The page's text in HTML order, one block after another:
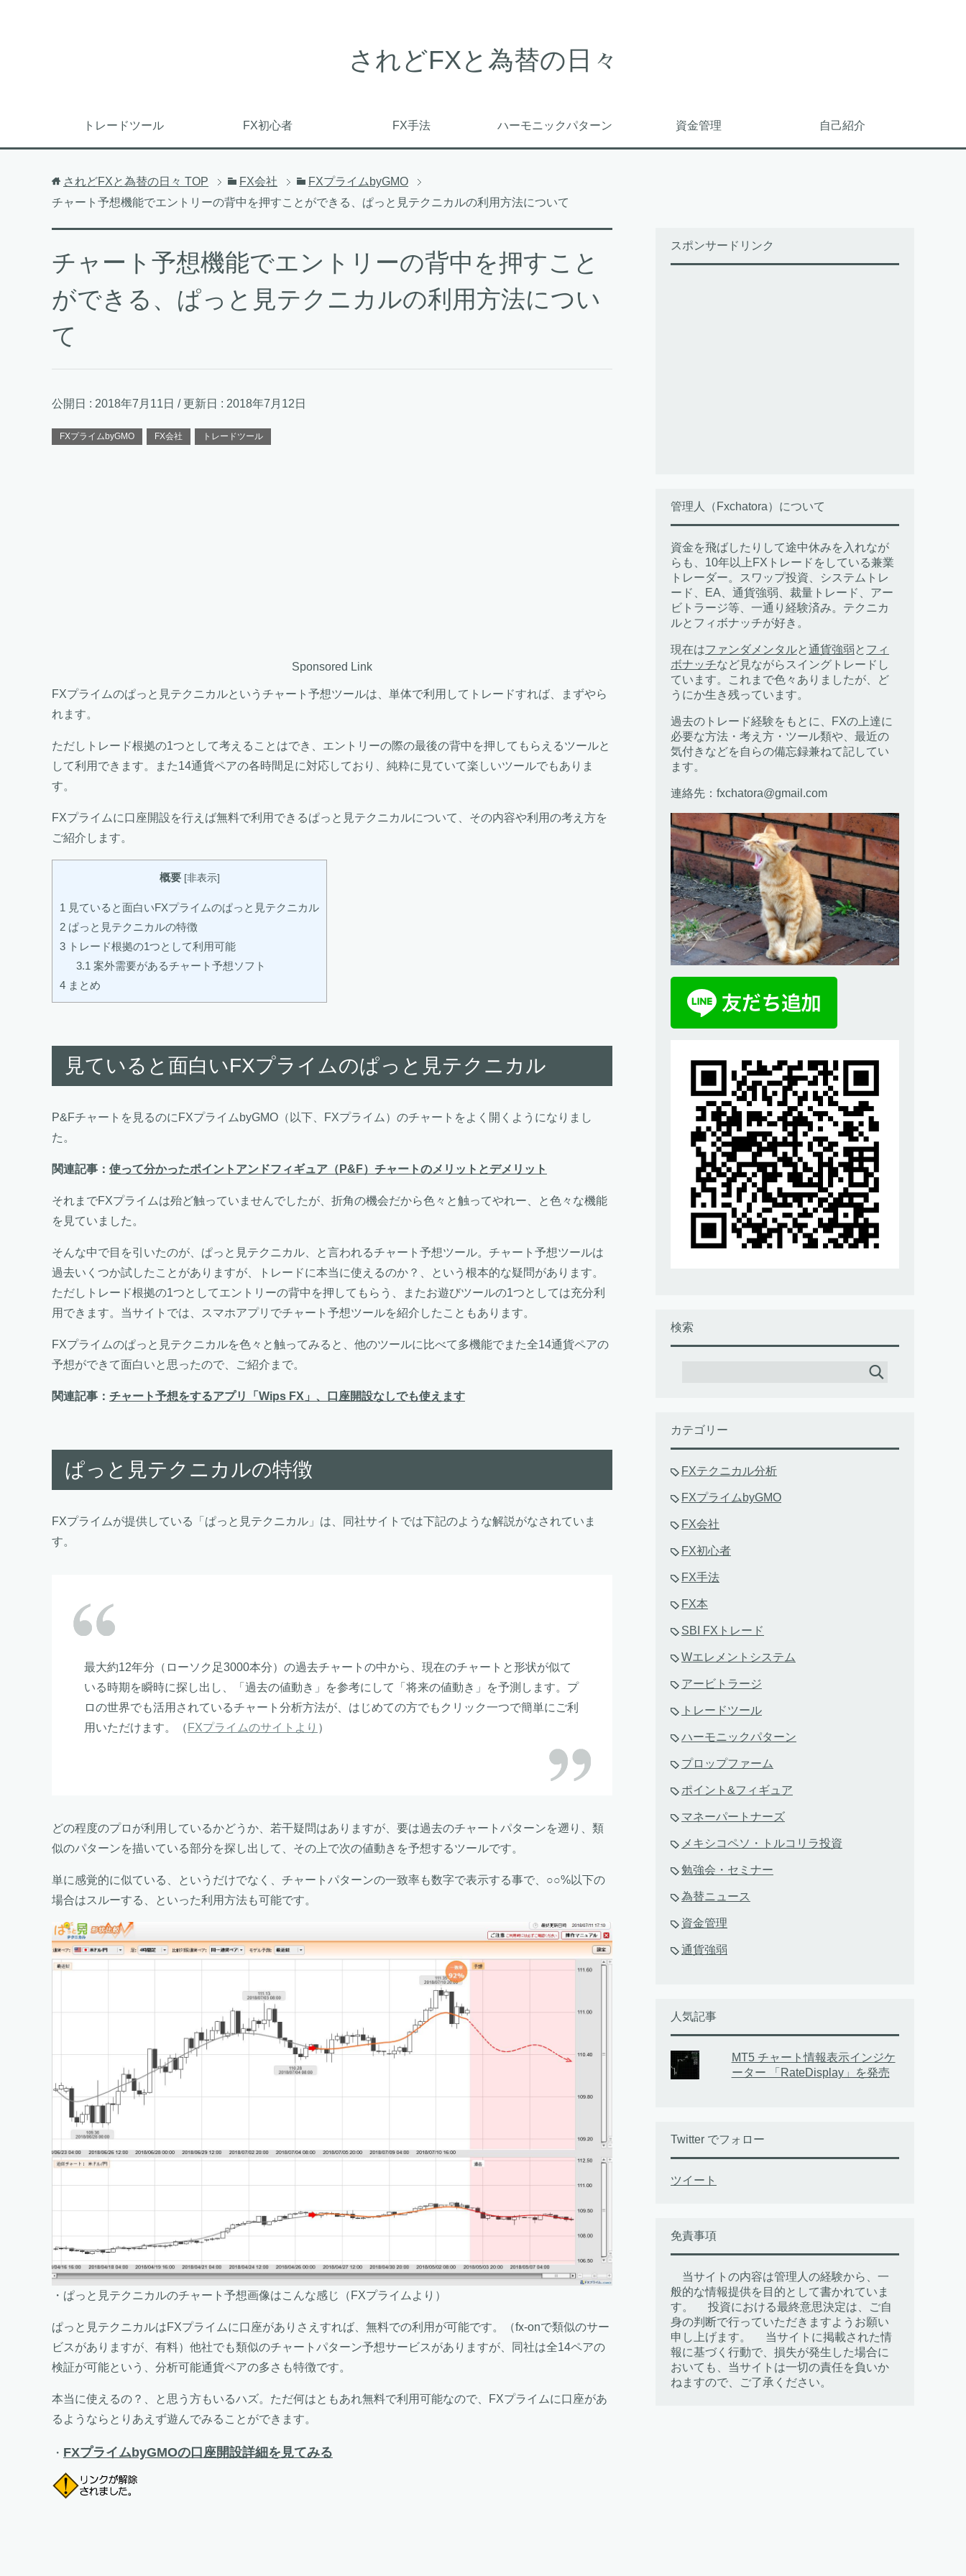
されどFXと為替の日々
トレードツール FX初心者 FX手法 ハーモニックパターン 資金管理 自己紹介
されどFXと為替の日々 TOP FX会社
FXプライムbyGMO
チャート予想機能でエントリーの背中を押すことができる、ぱっと見テクニカルの利用方法について
チャート予想機能でエントリーの背中を押すこと
ができる、ぱっと見テクニカルの利用方法につい
て
公開日 : 2018年7月11日 / 更新日 : 2018年7月12日
FXプライムbyGMO FX会社 トレードツール
Sponsored Link
FXプライムのぱっと見テクニカルというチャート予想ツールは、単体で利用してトレードすれば、まずやら
れます。
ただしトレード根拠の1つとして考えることはでき、エントリーの際の最後の背中を押してもらえるツールと
して利用できます。また14通貨ペアの各時間足に対応しており、純粋に見ていて楽しいツールでもありま
す。
FXプライムに口座開設を行えば無料で利用できるぱっと見テクニカルについて、その内容や利用の考え方を
ご紹介します。
概要 [非表示]
1 見ていると面白いFXプライムのぱっと見テクニカル
2 ぱっと見テクニカルの特徴
3 トレード根拠の1つとして利用可能
3.1 案外需要があるチャート予想ソフト
4 まとめ
見ていると面白いFXプライムのぱっと見テクニカル
P&Fチャートを見るのにFXプライムbyGMO（以下、FXプライム）のチャートをよく開くようになりまし
た。
関連記事： 使って分かったポイントアンドフィギュア（P&F）チャートのメリットとデメリット
それまでFXプライムは殆ど触っていませんでしたが、折角の機会だから色々と触ってやれー、と色々な機能
を見ていました。
そんな中で目を引いたのが、ぱっと見テクニカル、と言われるチャート予想ツール。チャート予想ツールは
過去いくつか試したことがありますが、トレードに本当に使えるのか？、という根本的な疑問があります。
ただしトレード根拠の1つとしてエントリーの背中を押してもらう、またお遊びツールの1つとしては充分利
用できます。当サイトでは、スマホアプリでチャート予想ツールを紹介したこともあります。
FXプライムのぱっと見テクニカルを色々と触ってみると、他のツールに比べて多機能でまた全14通貨ペアの
予想ができて面白いと思ったので、ご紹介まで。
関連記事： チャート予想をするアプリ「Wips FX」、口座開設なしでも使えます
ぱっと見テクニカルの特徴
FXプライムが提供している「ぱっと見テクニカル」は、同社サイトでは下記のような解説がなされていま
す。
最大約12年分（ローソク足3000本分）の過去チャートの中から、現在のチャートと形状が似て
いる時期を瞬時に探し出し、「過去の値動き」を参考にして「将来の値動き」を予測します。プ
ロの世界でも活用されているチャート分析方法が、はじめての方でもクリック一つで簡単にご利
用いただけます。（ FXプライムのサイトより ）
どの程度のプロが利用しているかどうか、若干疑問はありますが、要は過去のチャートパターンを遡り、類
似のパターンを描いている部分を探し出して、その上で次の値動きを予想するツールです。
単に感覚的に似ている、というだけでなく、チャートパターンの一致率も数字で表示する事で、○○%以下の
場合はスルーする、といった利用方法も可能です。
・ぱっと見テクニカルのチャート予想画像はこんな感じ（FXプライムより）
ぱっと見テクニカルはFXプライムに口座がありさえすれば、無料での利用が可能です。（fx-onで類似のサー
ビスがありますが、有料）他社でも類似のチャートパターン予想サービスがありますが、同社は全14ペアの
検証が可能という、分析可能通貨ペアの多さも特徴です。
本当に使えるの？、と思う方もいるハズ。ただ何はともあれ無料で利用可能なので、FXプライムに口座があ
るようならとりあえず遊んでみることができます。
・ FXプライムbyGMOの口座開設詳細を見てみる
スポンサードリンク
管理人（Fxchatora）について
資金を飛ばしたりして途中休みを入れなが
らも、10年以上FXトレードをしている兼業
トレーダー。スワップ投資、システムトレ
ード、EA、通貨強弱、裁量トレード、アー
ビトラージ等、一通り経験済み。テクニカ
ルとフィボナッチが好き。
現在はファンダメンタルと通貨強弱と フィ
ボナッチなど見ながらスイングトレードし
ています。これまで色々ありましたが、ど
うにか生き残っています。
過去のトレード経験をもとに、FXの上達に
必要な方法・考え方・ツール類や、最近の
気付きなどを自らの備忘録兼ねて記してい
ます。
連絡先：fxchatora@gmail.com
検索
カテゴリー
FXテクニカル分析
FXプライムbyGMO
FX会社
FX初心者
FX手法
FX本
SBI FXトレード
Wエレメントシステム
アービトラージ
トレードツール
ハーモニックパターン
プロップファーム
ポイント&フィギュア
マネーパートナーズ
メキシコペソ・トルコリラ投資
勉強会・セミナー
為替ニュース
資金管理
通貨強弱
人気記事
MT5 チャート情報表示インジケ
ーター 「RateDisplay」を発売
Twitter でフォロー
ツイート
免責事項
当サイトの内容は管理人の経験から、一
般的な情報提供を目的として書かれていま
す。 投資における最終意思決定は、ご自
身の判断で行っていただきますようお願い
申し上げます。 当サイトに掲載された情
報に基づく行動で、損失が発生した場合に
おいても、当サイトは一切の責任を負いか
ねますので、ご了承ください。